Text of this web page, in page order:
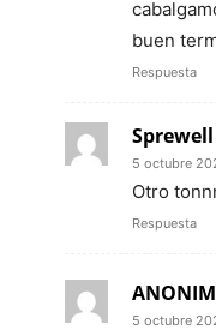
buen
Respuesta
Sprewell
5 octubre
Otro
Respuesta
5 octubre